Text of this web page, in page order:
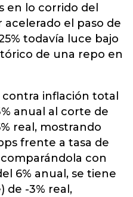
en lo corrido del
acelerado el paso de
todavía luce bajo
de una repo en
inflación total
anual al corte de
real, mostrando
frente a tasa de
con
6% anual, se tiene
de -3% real,